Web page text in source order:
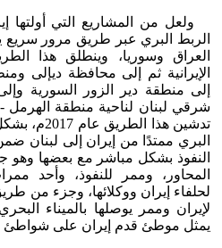
ولعل من المشاريع التي أولتها
الربط البري عبر طريق مرور سريع
العراق وسوريا، وينطلق هذا
الإيرانية ثم إلى محافظة ديإلى
إلى منطقة دير الزور السورية
شرقي لبنان لناحية منطقة الهرمل
تدشين هذا
البري ممتدًا من إيران إلى لبنان
النفوذ بشكل مباشر مع بعضها وهو
المحاور، وممر للنفوذ، وأحد
لحلفاء إيران ووكلائها، وجزء من
لإيران وممر يوصلها بالميناء
يمثل موطئ قدم إيران على شواطئ